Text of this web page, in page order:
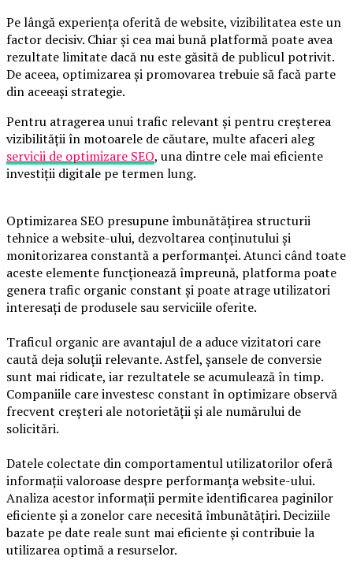
Pe lângă experiența oferită de website, vizibilitatea este un
factor decisiv. Chiar și cea mai bună platformă poate avea
rezultate limitate dacă nu este găsită de publicul potrivit.
De aceea, optimizarea și promovarea trebuie să facă parte
din aceeași strategie.
Pentru atragerea unui trafic relevant și pentru creșterea
vizibilității în motoarele de căutare, multe afaceri aleg
servicii de optimizare SEO, una dintre cele mai eficiente
investiții digitale pe termen lung.
Optimizarea SEO presupune îmbunătățirea structurii
tehnice a website-ului, dezvoltarea conținutului și
monitorizarea constantă a performanței. Atunci când toate
aceste elemente funcționează împreună, platforma poate
genera trafic organic constant și poate atrage utilizatori
interesați de produsele sau serviciile oferite.
Traficul organic are avantajul de a aduce vizitatori care
caută deja soluții relevante. Astfel, șansele de conversie
sunt mai ridicate, iar rezultatele se acumulează în timp.
Companiile care investesc constant în optimizare observă
frecvent creșteri ale notorietății și ale numărului de
solicitări.
Datele colectate din comportamentul utilizatorilor oferă
informații valoroase despre performanța website-ului.
Analiza acestor informații permite identificarea paginilor
eficiente și a zonelor care necesită îmbunătățiri. Deciziile
bazate pe date reale sunt mai eficiente și contribuie la
utilizarea optimă a resurselor.